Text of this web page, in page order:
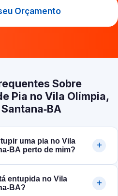
Orçamento
Sobre
Pia no Vila Olímpia,
uma pia no Vila
perto de mim?
entupida no Vila